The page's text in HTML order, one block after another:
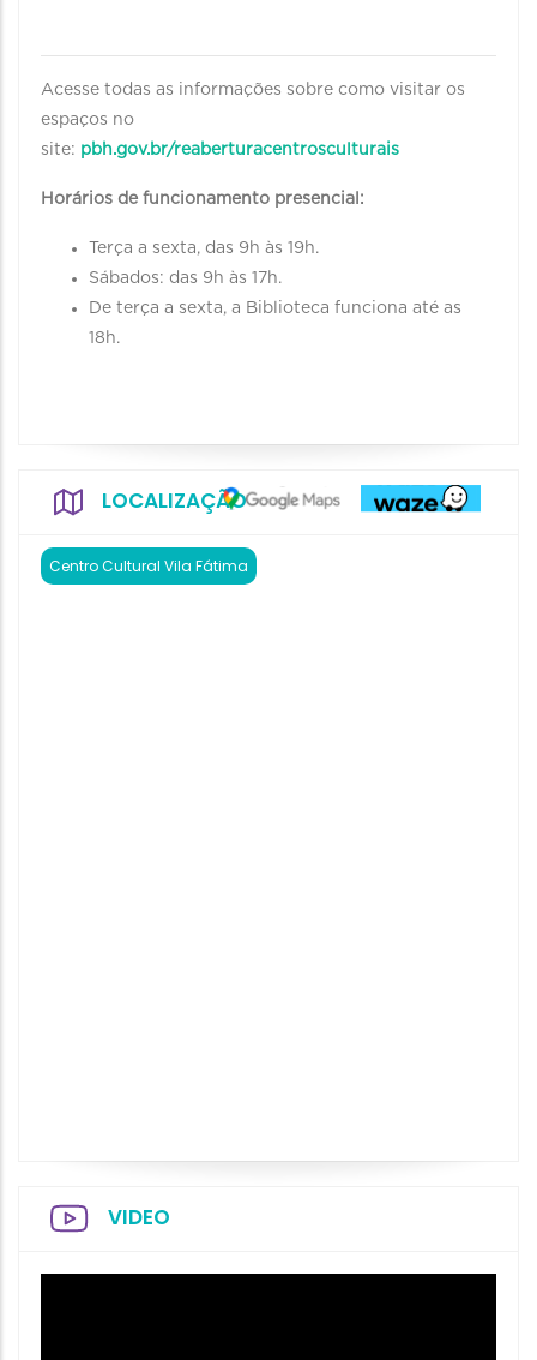
Acesse todas as informações sobre como visitar os
espaços no
site: pbh.gov.br/reaberturacentrosculturais
Horários de funcionamento presencial:
Terça a sexta, das 9h às 19h.
Sábados: das 9h às 17h.
De terça a sexta, a Biblioteca funciona até as
18h.
LOCALIZAÇÃO
Centro Cultural Vila Fátima
VIDEO